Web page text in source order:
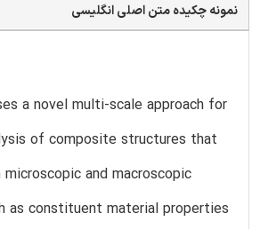
نمونه چکیده متن اصلی انگلیسی
a novel multi-scale approach for
of composite structures that
and macroscopic
as constituent material properties